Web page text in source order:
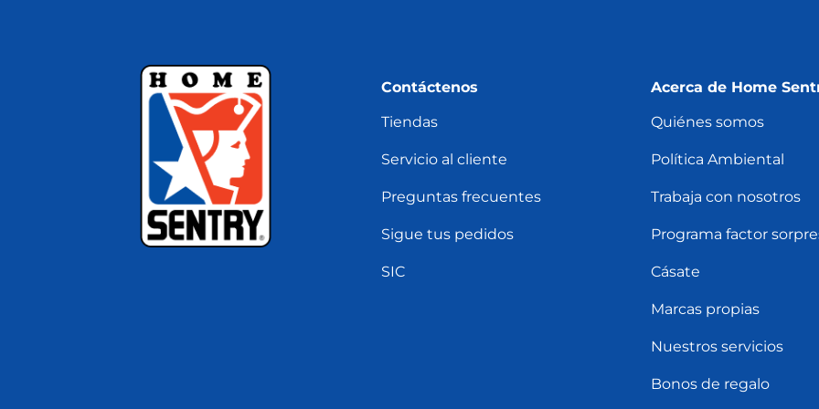
Contáctenos
Tiendas
Servicio al cliente
Preguntas frecuentes
Sigue tus pedidos
SIC
Acerca de Home
Quiénes somos
Política Ambiental
Trabaja con nosotros
Programa factor
Cásate
Marcas propias
Nuestros servicios
Bonos de regalo